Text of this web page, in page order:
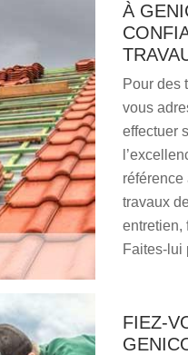
À
Pour des
vous
effectuer
travaux
entretien,
Faites-lui
FIEZ-